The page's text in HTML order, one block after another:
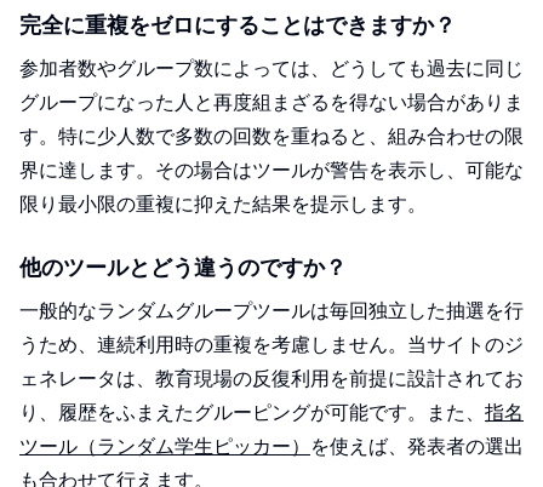
完全に重複をゼロにすることはできますか？
参加者数やグループ数によっては、どうしても過去に同じ
グループになった人と再度組まざるを得ない場合がありま
す。特に少人数で多数の回数を重ねると、組み合わせの限
界に達します。その場合はツールが警告を表示し、可能な
限り最小限の重複に抑えた結果を提示します。
他のツールとどう違うのですか？
一般的なランダムグループツールは毎回独立した抽選を行
うため、連続利用時の重複を考慮しません。当サイトのジ
ェネレータは、教育現場の反復利用を前提に設計されてお
り、履歴をふまえたグルーピングが可能です。また、 指名
ツール（ランダム学生ピッカー） を使えば、発表者の選出
も合わせて行えます。